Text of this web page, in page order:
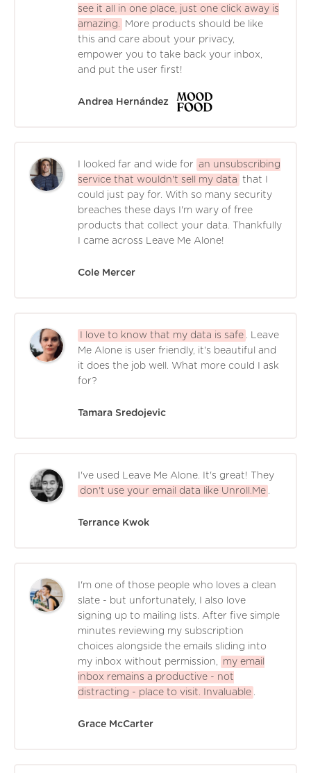
see it all in one place, just one click away is
amazing.
More products should be like
this and care about your privacy,
empower you to take back your inbox,
and put the user first!
Andrea Hernández
I looked far and wide for an unsubscribing
service that wouldn't sell my data that I
could just pay for. With so many security
breaches these days I'm wary of free
products that collect your data. Thankfully
I came across Leave Me Alone!
Cole Mercer
I love to know that my data is safe . Leave
Me Alone is user friendly, it's beautiful and
it does the job well. What more could I ask
for?
Tamara Sredojevic
I've used Leave Me Alone. It's great! They
don't use your email data like Unroll.Me .
Terrance Kwok
I'm one of those people who loves a clean
slate - but unfortunately, I also love
signing up to mailing lists. After five simple
minutes reviewing my subscription
choices alongside the emails sliding into
my inbox without permission,
my email
inbox remains a productive - not
distracting - place to visit. Invaluable .
Grace McCarter